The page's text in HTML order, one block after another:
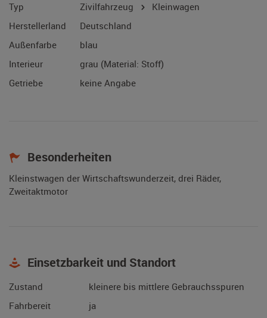
Typ
Zivilfahrzeug
Kleinwagen
Herstellerland
Deutschland
Außenfarbe
blau
Interieur
grau (Material: Stoff)
Getriebe
keine Angabe
Besonderheiten
Kleinstwagen der Wirtschaftswunderzeit, drei Räder,
Zweitaktmotor
Einsetzbarkeit und Standort
Zustand
kleinere bis mittlere Gebrauchsspuren
Fahrbereit
ja